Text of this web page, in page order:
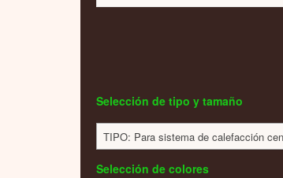
Selección de tipo y tamaño
TIPO: Para sistema de calefacción
Selección de colores